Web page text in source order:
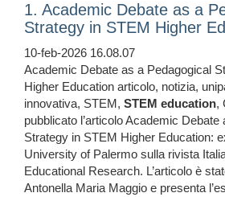
1. Academic Debate as a
Strategy in STEM Higher
10-feb-2026 16.08.07
Academic Debate as a Pedagogical
Higher Education articolo, notizia,
innovativa, STEM, STEM education,
pubblicato l’articolo Academic
Strategy in STEM Higher Education:
University of Palermo sulla rivista
Educational Research. L’articolo è
Antonella Maria Maggio e presenta